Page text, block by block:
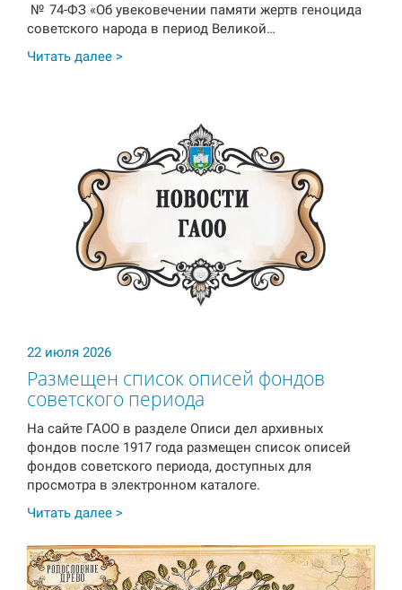
№ 74-ФЗ «Об увековечении памяти жертв геноцида
советского народа в период Великой…
Читать далее >
22 июля 2026
Размещен список описей фондов
советского периода
На сайте ГАОО в разделе Описи дел архивных
фондов после 1917 года размещен список описей
фондов советского периода, доступных для
просмотра в электронном каталоге.
Читать далее >